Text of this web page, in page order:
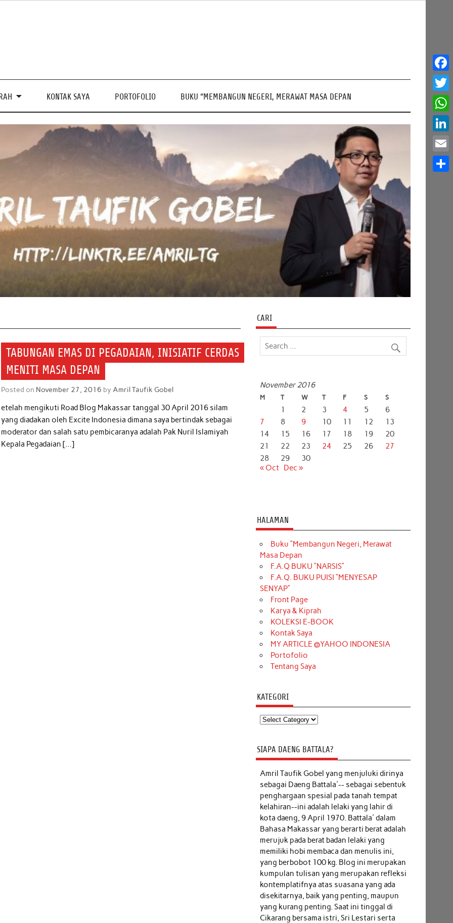
KONTAK SAYA PORTOFOLIO BUKU “MEMBANGUN NEGERI, MERAWAT MASA DEPAN
TABUNGAN EMAS DI PEGADAIAN, INISIATIF CERDAS
MENITI MASA DEPAN
Posted on November 27, 2016 byAmril Taufik Gobel
etelah mengikuti Road Blog Makassar tanggal 30 April 2016 silam
yang diadakan oleh Excite Indonesia dimana saya bertindak sebagai
moderator dan salah satu pembicaranya adalah Pak Nuril Islamiyah
Kepala Pegadaian […]
CARI
November 2016
M T W T F S S
1 2 3 4 5
6
7
8 9 10 11 12
13
14
15 16 17 18 19
20
21
22 23 24 25 26
27
28
29
30
« Oct Dec »
HALAMAN
Buku “Membangun Negeri, Merawat
Masa Depan
F.A.Q BUKU “NARSIS”
F.A.Q. BUKU PUISI “MENYESAP
SENYAP”
Front Page
Karya & Kiprah
KOLEKSI E-BOOK
Kontak Saya
MY ARTICLE @YAHOO INDONESIA
Portofolio
Tentang Saya
KATEGORI
Kategori
SIAPA DAENG BATTALA?
Amril Taufik Gobel yang menjuluki dirinya
sebagai Daeng Battala'-- sebagai sebentuk
penghargaan spesial pada tanah tempat
kelahiran--ini adalah lelaki yang lahir di
kota daeng, 9 April 1970. Battala' dalam
Bahasa Makassar yang berarti berat adalah
merujuk pada berat badan lelaki yang
memiliki hobi membaca dan menulis ini,
yang berbobot 100 kg. Blog ini merupakan
kumpulan tulisan yang merupakan refleksi
kontemplatifnya atas suasana yang ada
disekitarnya, baik yang penting, maupun
yang kurang penting. Saat ini tinggal di
Cikarang bersama istri, Sri Lestari serta
Email